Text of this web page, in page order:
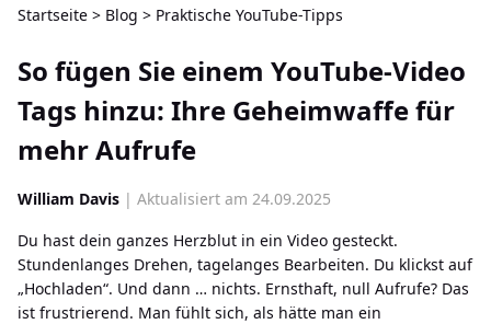
Startseite > Blog > Praktische YouTube-Tipps
So fügen Sie einem YouTube-Video
Tags hinzu: Ihre Geheimwaffe für
mehr Aufrufe
William Davis | Aktualisiert am 24.09.2025
Du hast dein ganzes Herzblut in ein Video gesteckt.
Stundenlanges Drehen, tagelanges Bearbeiten. Du klickst auf
„Hochladen“. Und dann … nichts. Ernsthaft, null Aufrufe? Das
ist frustrierend. Man fühlt sich, als hätte man ein